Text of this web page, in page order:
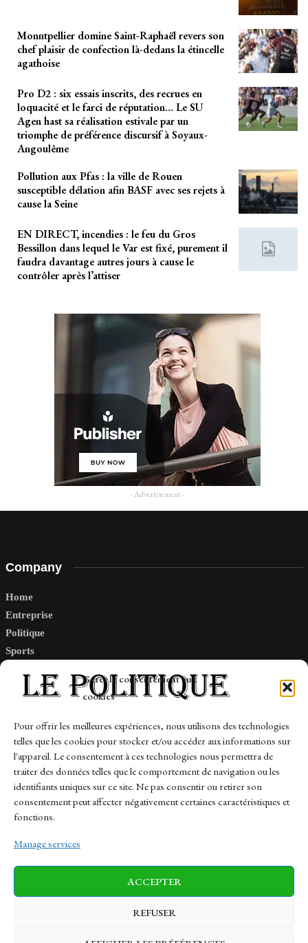
Gérer le consentement aux
cookies
Pour offrir les meilleures expériences, nous utilisons des technologies
telles que les cookies pour stocker et/ou accéder aux informations sur
l'appareil. Le consentement à ces technologies nous permettra de
traiter des données telles que le comportement de navigation ou les
identifiants uniques sur ce site. Ne pas consentir ou retirer son
consentement peut affecter négativement certaines caractéristiques et
fonctions.
Manage services
ACCEPTER
REFUSER
Monntpellier domine Saint-Raphaël revers son
chef plaisir de confection là-dedans la étincelle
agathoise
Pro D2 : six essais inscrits, des recrues en
loquacité et le farci de réputation… Le SU
Agen hast sa réalisation estivale par un
triomphe de préférence discursif à Soyaux-
Angoulême
Pollution aux Pfas : la ville de Rouen
susceptible délation afin BASF avec ses rejets à
cause la Seine
EN DIRECT, incendies : le feu du Gros
Bessillon dans lequel le Var est fixé, purement il
faudra davantage autres jours à cause le
contrôler après l’attiser
- Advertisement -
Company
Home
Entreprise
Politique
Sports
Links
Contact
Sitemap
News Finance-Marches Politics
Business Tech Health Sports Travel